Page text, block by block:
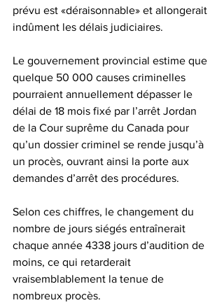
prévu est «déraisonnable» et allongerait
indûment les délais judiciaires.
Le gouvernement provincial estime que
quelque 50 000 causes criminelles
pourraient annuellement dépasser le
délai de 18 mois fixé par l’arrêt Jordan
de la Cour suprême du Canada pour
qu’un dossier criminel se rende jusqu’à
un procès, ouvrant ainsi la porte aux
demandes d’arrêt des procédures.
Selon ces chiffres, le changement du
nombre de jours siégés entraînerait
chaque année 4338 jours d’audition de
moins, ce qui retarderait
vraisemblablement la tenue de
nombreux procès.